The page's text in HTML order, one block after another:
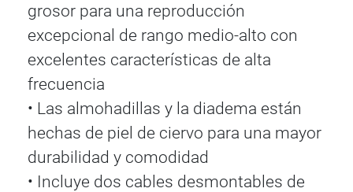
grosor para una reproducción
excepcional de rango medio-alto con
excelentes características de alta
frecuencia
• Las almohadillas y la diadema están
hechas de piel de ciervo para una mayor
durabilidad y comodidad
• Incluye dos cables desmontables de